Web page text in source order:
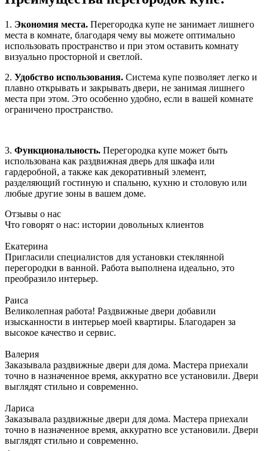
1. Экономия места. Перегородка купе не занимает лишнего
места в комнате, благодаря чему вы можете оптимально
использовать пространство и при этом оставить комнату
визуально просторной и светлой.
2. Удобство использования. Система купе позволяет легко и
плавно открывать и закрывать двери, не занимая лишнего
места при этом. Это особенно удобно, если в вашей комнате
ограничено пространство.
3. Функциональность. Перегородка купе может быть
использована как раздвижная дверь для шкафа или
гардеробной, а также как декоративный элемент,
разделяющий гостиную и спальню, кухню и столовую или
любые другие зоны в вашем доме.
Отзывы о нас
Что говорят о нас: истории довольных клиентов
Екатерина
Пригласили специалистов для установки стеклянной
перегородки в ванной. Работа выполнена идеально, это
преобразило интерьер.
Раиса
Великолепная работа! Раздвижные двери добавили
изысканности в интерьер моей квартиры. Благодарен за
высокое качество и сервис.
Валерия
Заказывала раздвижные двери для дома. Мастера приехали
точно в назначенное время, аккуратно все установили. Двери
выглядят стильно и современно.
Лариса
Заказывала раздвижные двери для дома. Мастера приехали
точно в назначенное время, аккуратно все установили. Двери
выглядят стильно и современно.